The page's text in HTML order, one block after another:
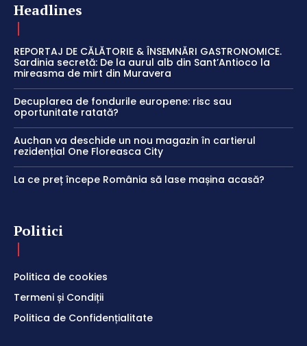
Headlines
REPORTAJ DE CĂLĂTORIE & ÎNSEMNĂRI GASTRONOMICE.
Sardinia secretă: De la aurul alb din Sant’Antioco la
mireasma de mirt din Muravera
Decuplarea de fondurile europene: risc sau
oportunitate ratată?
Auchan va deschide un nou magazin în cartierul
rezidențial One Floreasca City
La ce preț începe România să lase mașina acasă?
Politici
Politica de cookies
Termeni și Condiții
Politica de Confidențialitate